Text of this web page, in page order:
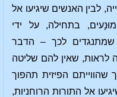
לבין האנשים שיגיעו אל
בתחילה, על ידי
שמתנגדים לכך – הדבר
לראות, שאין להם שליטה
שהווייתם הפיזית תהפוך
אל התורות הרוחניות,